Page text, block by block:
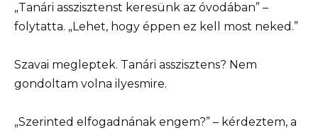
„Tanári asszisztenst keresünk az óvodában” –
folytatta. „Lehet, hogy éppen ez kell most neked.”
Szavai megleptek. Tanári asszisztens? Nem
gondoltam volna ilyesmire.
„Szerinted elfogadnának engem?” – kérdeztem, a